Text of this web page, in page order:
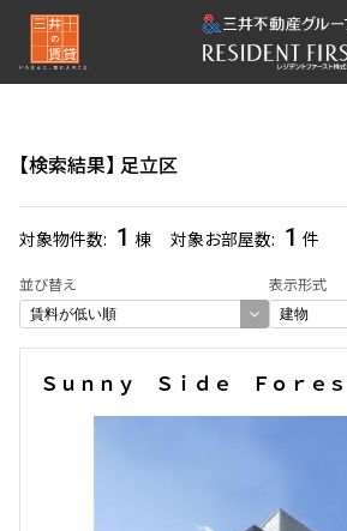
検索結果 足立区
対象物件数 1 棟 対象お部屋数 1 件
並び替え 表示形式
再検索ナビゲーション
選択中の区
足立区
(1)
選び方
検索対象お部屋数
お部屋を再検索
Ｓｕｎｎｙ Ｓｉｄｅ Ｆｏｒｅ